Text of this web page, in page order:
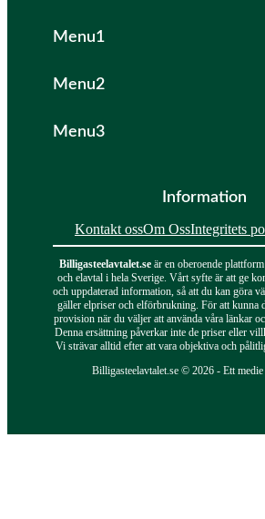
Menu1
Menu2
Menu3
Information
Kontakt ossOm OssIntegritets
Billigasteelavtalet.seär en oberoende
och elavtal i hela Sverige. Vårt syfte är att ge
och uppdaterad information, så att du kan göra
gäller elpriser och elförbrukning. För att kunna
provision när du väljer att använda våra länkar
Denna ersättning påverkar inte de priser eller
Vi strävar alltid efter att vara objektiva och
Billigasteelavtalet.se © 2026 - Ett